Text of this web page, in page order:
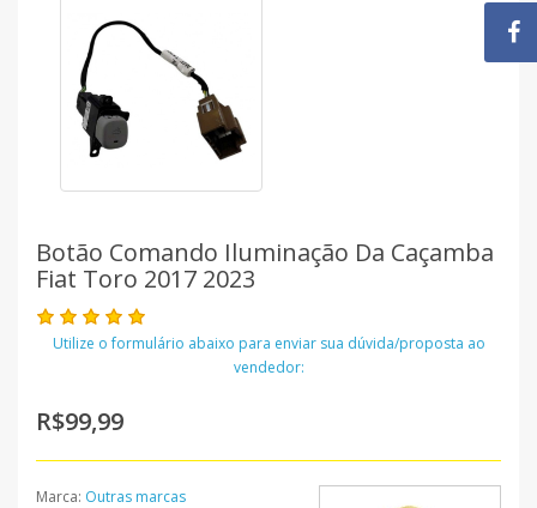
Botão Comando Iluminação Da Caçamba
Fiat Toro 2017 2023
Utilize o formulário abaixo para enviar sua dúvida/proposta ao
vendedor:
R$99,99
Marca: Outras marcas